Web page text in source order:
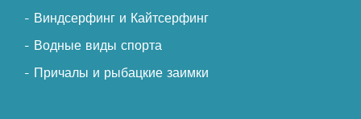
- Виндсерфинг и Кайтсерфинг
- Водные виды спорта
- Причалы и рыбацкие заимки